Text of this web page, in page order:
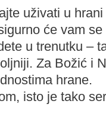
uživati u
će vam
u trenutku –
Za Božić i
hrane.
isto je tako